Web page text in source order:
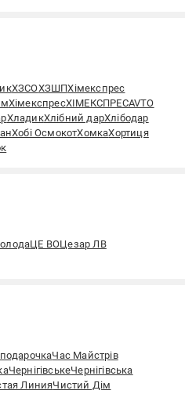
ХЗСОХЗШПХімекспрес
ХімекспресХІМЕКСПРЕСAVTO
ХладикХлібний дарХлібодар
Хобі ОсмокотХомкаХортиця
ЦЕ ВОЦезар ЛВ
Час Майстрів
ЧернігівськеЧернігівська
ЛинияЧистий Дім